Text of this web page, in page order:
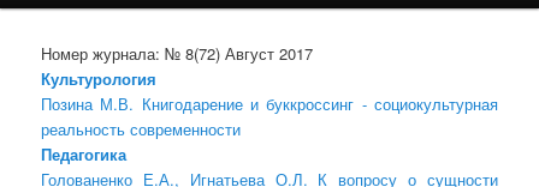
Номер журнала: № 8(72) Август 2017
Культурология
Позина М.В. Книгодарение и буккроссинг - социокультурная
реальность современности
Педагогика
Голованенко Е.А., Игнатьева О.Л. К вопросу о сущности